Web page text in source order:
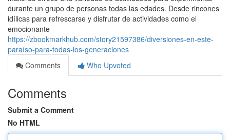
durante un grupo de personas todas las edades. Desde rincones
idílicas para refrescarse y disfrutar de actividades como el
emocionante
https://zbookmarkhub.com/story21597386/diversiones-en-este-
paraíso-para-todas-los-generaciones
Comments
Who Upvoted
Comments
Submit a Comment
No HTML